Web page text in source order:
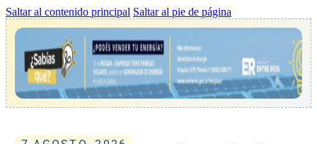
Saltar al contenido principal Saltar al pie de página